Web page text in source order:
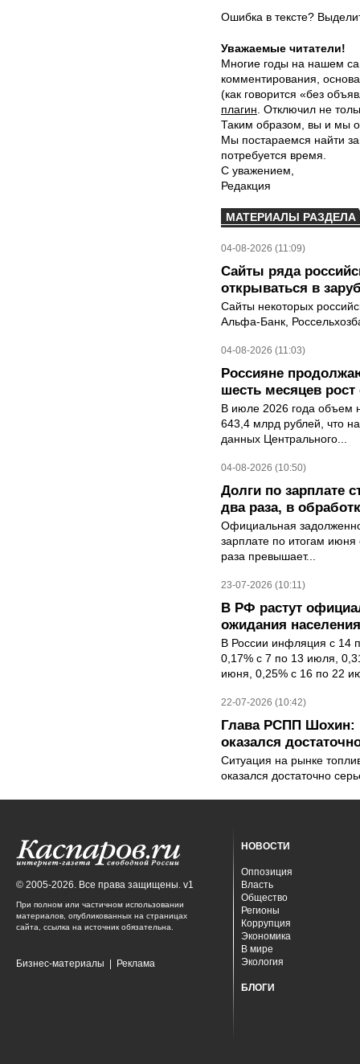
Ошибка в тексте?
Уважаемые читатели!
Многие годы на нашем
комментирования,
(как говорится «без
плагин . Отключил не
Таким образом, вы и мы
Мы постараемся найти
потребуется время.
С уважением,
Редакция
МАТЕРИАЛЫ РАЗДЕЛА
04-08-2026 (11:09)
Сайты ряда
открываться в
Сайты некоторых
Альфа-Банк,
04-08-2026 (11:03)
Россияне
шесть месяцев рост
В июле 2026 года объем
643,4 млрд рублей, что
данных Центрального...
04-08-2026 (10:50)
Долги по зарплате
два раза, в
Официальная
зарплате по итогам
раза превышает...
23-07-2026 (10:11)
В РФ растут
ожидания населения
В России инфляция с 14
0,17% с 7 по 13 июля,
июня, 0,25% с 16 по 22
22-07-2026 (10:42)
Глава РСПП Шохин:
оказался
Ситуация на рынке
оказался достаточно
© 2005-2026. Все права защищены. v1
При полном или частичном использовании
материалов, опубликованных на страницах
сайта, ссылка на источник обязательна.
Бизнес-материалы Реклама
НОВОСТИ
Оппозиция
Власть
Общество
Регионы
Коррупция
Экономика
В мире
Экология
БЛОГИ